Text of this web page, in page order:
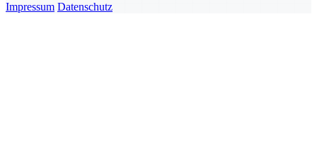
Impressum Datenschutz